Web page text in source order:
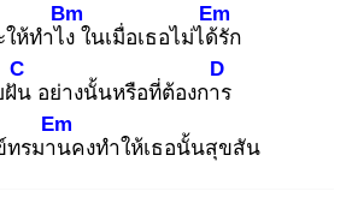
ให้ทำไง
Bm
ในเมื่อเธอไม่ได้รั
Em
ก
ฝัน
C
อย่างนั้นหรือที่ต้องการ
D
ทรมาน
Em
คงทำให้เธอนั้นสุขสัน